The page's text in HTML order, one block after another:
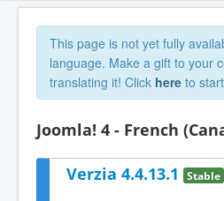
This page is not yet fully
language. Make a gift to your
translating it! Click here to
Joomla! 4 - French
Verzia 4.4.13.1 Stable